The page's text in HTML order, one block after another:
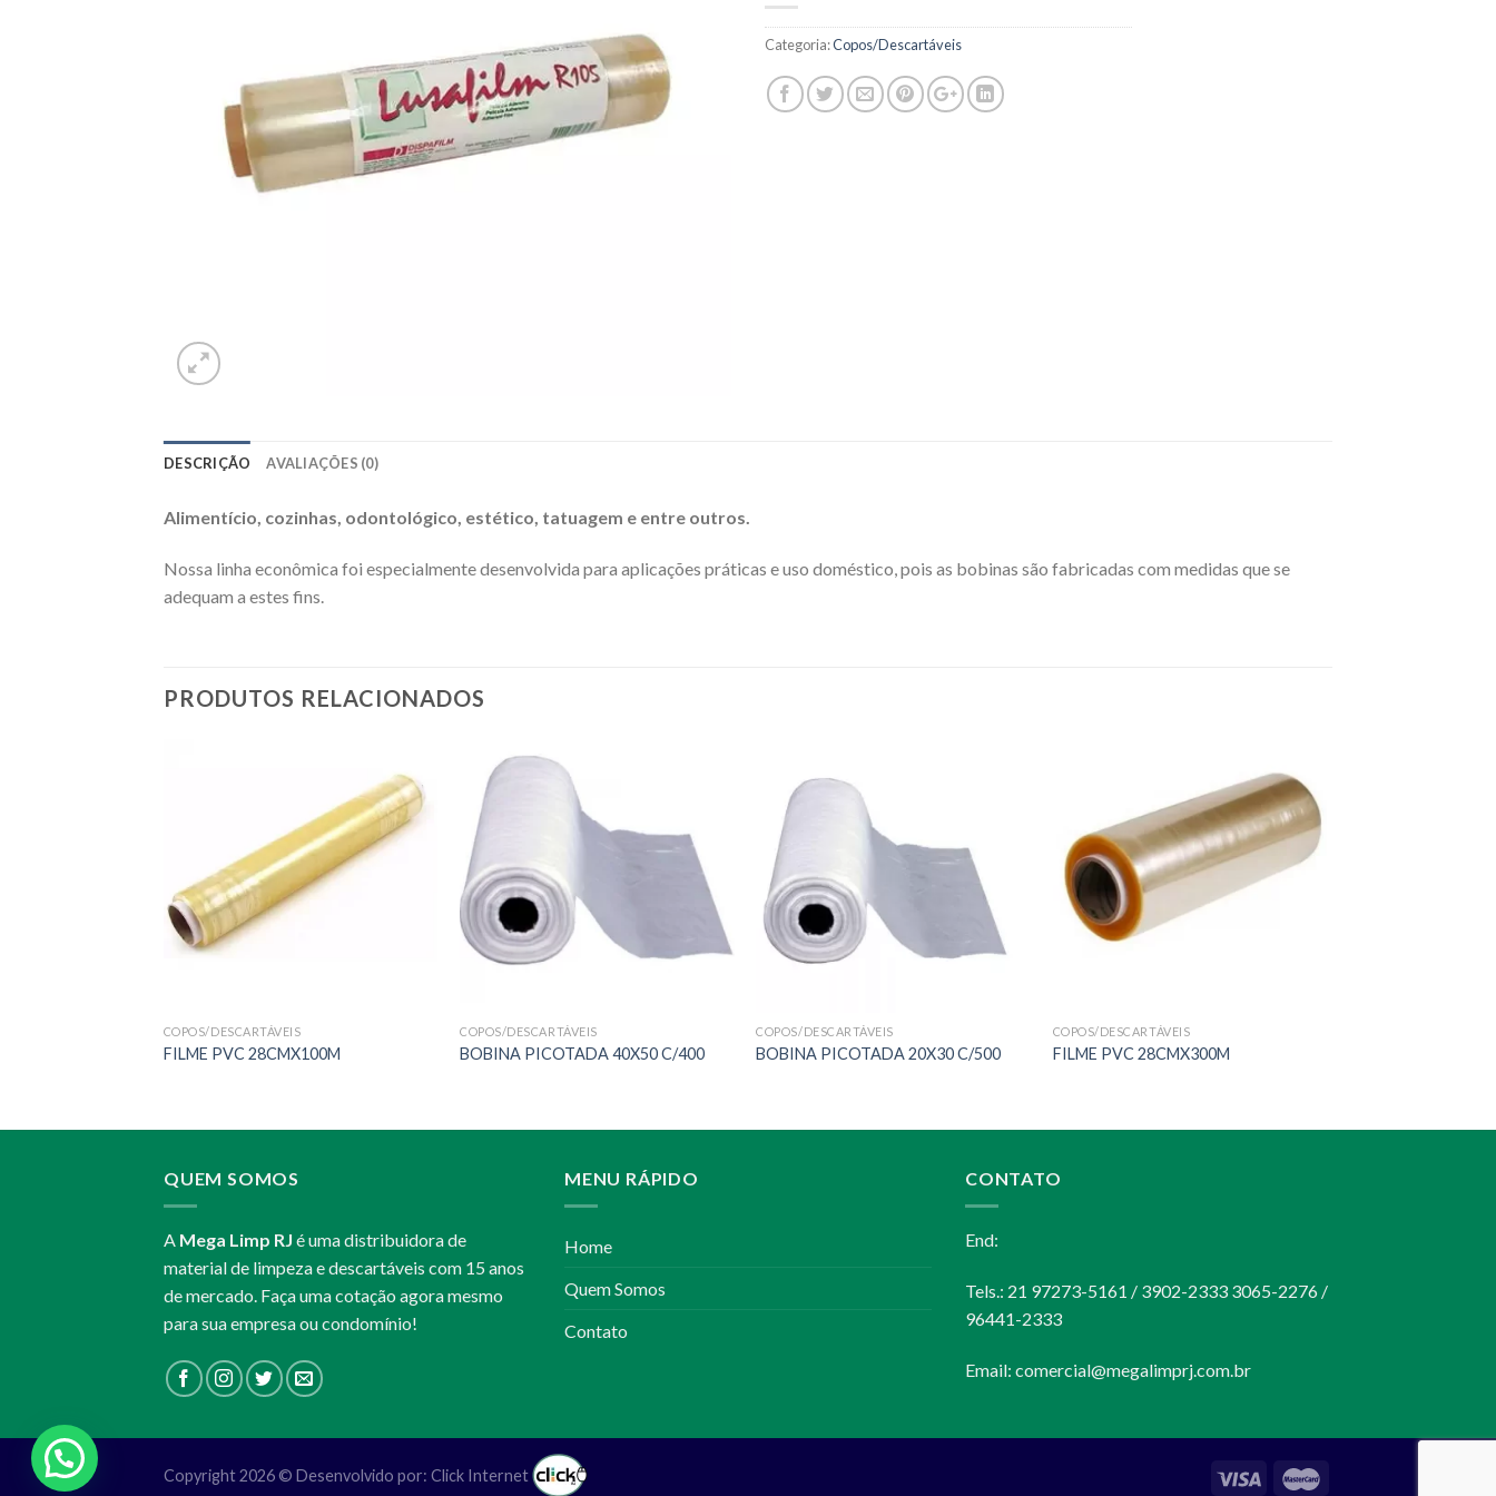
Categoria:Copos/Descartáveis
DESCRIÇÃO AVALIAÇÕES (0)
Alimentício, cozinhas, odontológico, estético, tatuagem e entre outros.
Nossa linha econômica foi especialmente desenvolvida para aplicações práticas e uso doméstico, pois as bobinas são fabricadas com medidas que se
adequam a estes fins.
PRODUTOS RELACIONADOS
COPOS/DESCARTÁVEIS
FILME PVC 28CMX100M
COPOS/DESCARTÁVEIS
BOBINA PICOTADA 40X50 C/400
COPOS/DESCARTÁVEIS
BOBINA PICOTADA 20X30 C/500
COPOS/DESCARTÁVEIS
FILME PVC 28CMX300M
QUEM SOMOS
A Mega Limp RJ é uma distribuidora de
material de limpeza e descartáveis com 15 anos
de mercado. Faça uma cotação agora mesmo
para sua empresa ou condomínio!
MENU RÁPIDO
Home
Quem Somos
Contato
CONTATO
End:
Tels.: 21 97273-5161 / 3902-2333 3065-2276 /
96441-2333
Email: comercial@megalimprj.com.br
Copyright 2026 © Desenvolvido por: Click Internet